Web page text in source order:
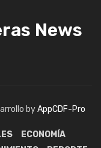
News
byAppCDF-Pro
ECONOMÍA